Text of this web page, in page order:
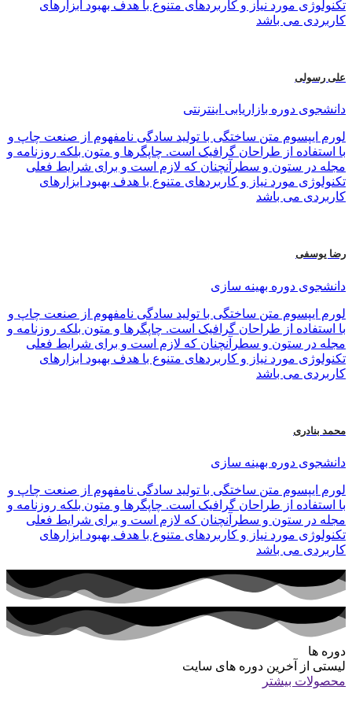
تکنولوژی مورد نیاز و کاربردهای متنوع با هدف بهبود ابزارهای
کاربردی می باشد
علی رسولی
دانشجوی دوره بازاریابی اینترنتی
لورم ایپسوم متن ساختگی با تولید سادگی نامفهوم از صنعت چاپ و
با استفاده از طراحان گرافیک است. چاپگرها و متون بلکه روزنامه و
مجله در ستون و سطرآنچنان که لازم است و برای شرایط فعلی
تکنولوژی مورد نیاز و کاربردهای متنوع با هدف بهبود ابزارهای
کاربردی می باشد
رضا یوسفی
دانشجوی دوره بهینه سازی
لورم ایپسوم متن ساختگی با تولید سادگی نامفهوم از صنعت چاپ و
با استفاده از طراحان گرافیک است. چاپگرها و متون بلکه روزنامه و
مجله در ستون و سطرآنچنان که لازم است و برای شرایط فعلی
تکنولوژی مورد نیاز و کاربردهای متنوع با هدف بهبود ابزارهای
کاربردی می باشد
محمد بنادری
دانشجوی دوره بهینه سازی
لورم ایپسوم متن ساختگی با تولید سادگی نامفهوم از صنعت چاپ و
با استفاده از طراحان گرافیک است. چاپگرها و متون بلکه روزنامه و
مجله در ستون و سطرآنچنان که لازم است و برای شرایط فعلی
تکنولوژی مورد نیاز و کاربردهای متنوع با هدف بهبود ابزارهای
کاربردی می باشد
دوره ها
لیستی از آخرین دوره های سایت
محصولات بیشتر